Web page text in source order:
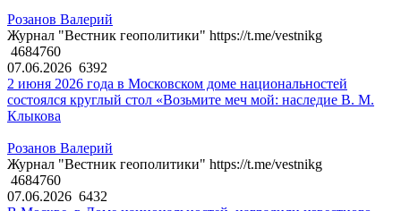
Розанов Валерий
Журнал "Вестник геополитики" https://t.me/vestnikg
4684760
07.06.2026 6392
2 июня 2026 года в Московском доме национальностей
состоялся круглый стол «Возьмите меч мой: наследие В. М.
Клыкова
Розанов Валерий
Журнал "Вестник геополитики" https://t.me/vestnikg
4684760
07.06.2026 6432